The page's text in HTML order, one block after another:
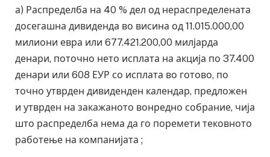
а) Распределба на 40 % дел од нераспределената
досегашна дивиденда во висина од 11.015.000,00
милиони евра или 677.421.200,00 милјарда
денари, поточно нето исплата на акција по 37.400
денари или 608 ЕУР со исплата во готово, по
точно утврден дивиденден календар, предложен
и утврден на закажаното вонредно собрание, чија
што распределба нема да го поремети тековното
работење на компанијата ;